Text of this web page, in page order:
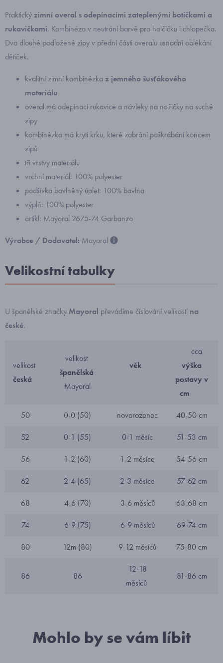
Praktickýzimní overal s odepínacími zateplenými botičkami a
rukavičkami. Kombinéza v neutrání barvě pro holčičku i chlapečka.
Dva dlouhé podložené zipy v přední části overalu usnadní oblékání
dětiček.
kvalitní zimní kombinézka z jemného šusťákového
materiálu
overal má odepínací rukavice a návleky na nožičky na suché
zipy
kombinézka má krytí krku, které zabrání poškrábání koncem
zipů
tři vrstvy materiálu
vrchní materiál: 100% polyester
podšívka bavlněný úplet: 100% bavlna
výplň: 100% polyester
artikl: Mayoral 2675-74 Garbanzo
Výrobce / Dodavatel: Mayoral
Velikostní tabulky
U španělské značky Mayoral převádíme číslování velikostí na
české.
velikost
česká
velikost
španělská
Mayoral
věk
cca
výška
postavy v
cm
50 0-0 (50) novorozenec 40-50 cm
52 0-1 (55) 0-1 měsíc 51-53 cm
56 1-2 (60) 1-2 měsíce 54-56 cm
62 2-4 (65) 2-3 měsíce 57-62 cm
68 4-6 (70) 3-6 měsíců 63-68 cm
74 6-9 (75) 6-9 měsíců 69-74 cm
80 12m (80) 9-12 měsíců 75-80 cm
86 86
12-18
měsíců
81-86 cm
Mohlo by se vám líbit